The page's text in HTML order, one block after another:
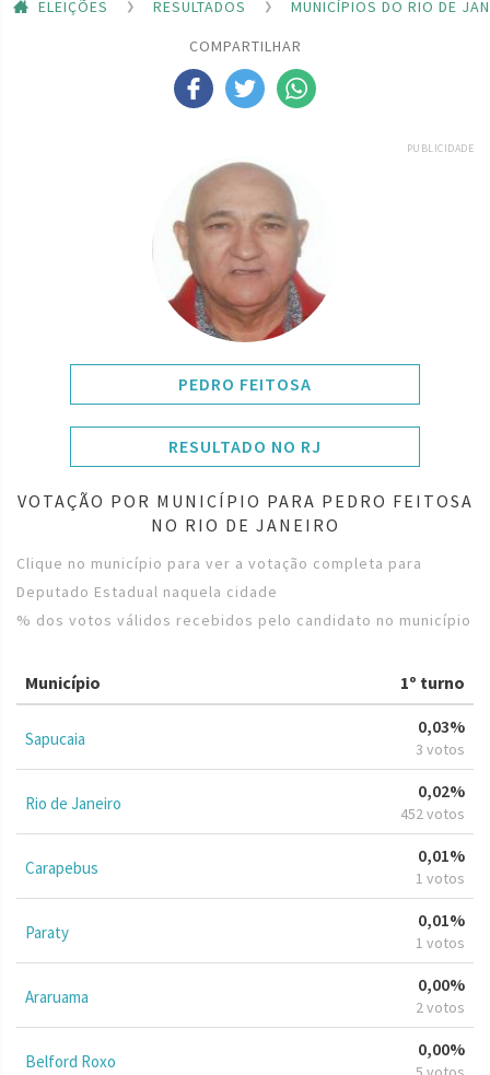
ELEIÇÕES RESULTADOS
MUNICÍPIOS DO RIO DE
COMPARTILHAR
PUBLICIDADE
PEDRO FEITOSA
RESULTADO NO RJ
VOTAÇÃO POR MUNICÍPIO PARA PEDRO FEITOSA
NO RIO DE JANEIRO
Clique no município para ver a votação completa para
Deputado Estadual naquela cidade
% dos votos válidos recebidos pelo candidato no município
Município 1º turno
Sapucaia
0,03%
3 votos
Rio de Janeiro
0,02%
452 votos
Carapebus
0,01%
1 votos
Paraty
0,01%
1 votos
Araruama
0,00%
2 votos
Belford Roxo
0,00%